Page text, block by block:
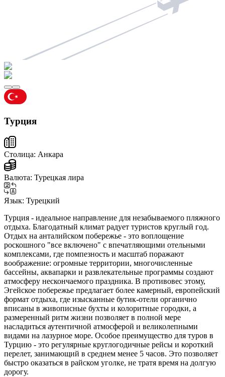
Турция
Столица: Анкара
Валюта: Турецкая лира
Язык: Турецкий
Турция - идеальное направление для незабываемого пляжного
отдыха. Благодатный климат радует туристов круглый год.
Отдых на анталийском побережье - это воплощение
роскошного "все включено" с впечатляющими отельными
комплексами, где помпезность и масштаб поражают
воображение: огромные территории, многочисленные
бассейны, аквапарки и развлекательные программы создают
атмосферу нескончаемого праздника. В противовес этому,
Эгейское побережье предлагает более камерный, европейский
формат отдыха, где изысканные бутик-отели органично
вписаны в живописные бухты и колоритные городки, а
размеренный ритм жизни позволяет в полной мере
насладиться аутентичной атмосферой и великолепными
видами на лазурное море. Особое преимущество для туров в
Турцию - это регулярные круглогодичные рейсы и короткий
перелет, занимающий в среднем менее 5 часов. Это позволяет
быстро оказаться в райском уголке, не тратя время на долгую
дорогу.